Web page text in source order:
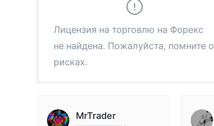
5
6
6
Лицензия на торговлю на Форекс
не найдена. Пожалуйста, помните о
рисках.
MrTrader